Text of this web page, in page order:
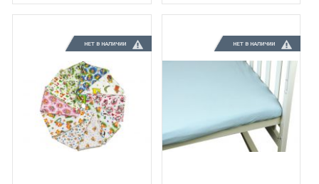
НЕТ В НАЛИЧИИ НЕТ В НАЛИЧИИ